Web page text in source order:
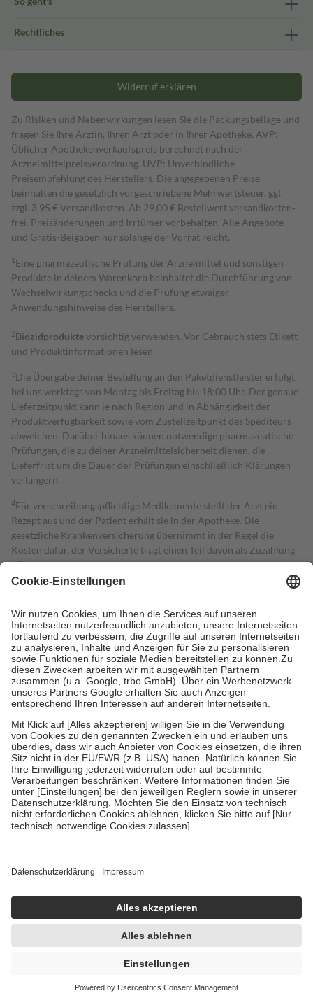
Rechtliches
Widerruf erklären
Zu Risiken und Nebenwirkungen lesen Sie die Packungsbeilage und
fragen Sie Ihre Ärztin, Ihren Arzt oder in Ihrer Apotheke. AVP:
Üblicher Apothekenverkaufspreis berechnet nach der
Arzneimittelpreisverordnung. UVP: Unverbindliche
Preisempfehlung des Herstellers. Die angegebenen Preise
beinhalten die gesetzlich vorgeschriebene Mehrwertsteuer, ggf.
zzgl. 3,95 € Versandkosten. Ab 29,00 € Bestell­wert versand­kosten­
frei. Preisänderungen und Irrtümer vorbehalten. Alle Angebote
und Gratis-Beigaben nur solange der Vorrat reicht.
1 Eine pharmazeutische Prüfung der Arzneimittel und sonstigen
Produkte in deinem Warenkorb beinhaltet die Durchführung von
Wechselwirkungschecks und die Prüfung etwaiger
Anwendungshinweise des Herstellers.
2Biozidproduktevorsichtig verwenden. Vor Gebrauch stets Etikett
und Produktinformationen lesen.
3Die Übergabe deiner Bestellung an den Paketdienstleister erfolgt
bei uns werktags von Montag bis Freitag bis 18:00 Uhr. Der genaue
Lieferzeitpunkt kann je nach Region und in Abhängigkeit der
Produktverfügbarkeit sowie vom Zustellzeitpunkt des Spediteurs
abweichen. Darüber hinaus können notwendige pharmazeutische
Prüfungen, die zu deiner Arzneimittelsicherheit dienen, die
Lieferfrist um die Dauer der Prüfungen einschließlich Klärungen
verlängern.
4Für verschreibungspflichtige Medikamente stellt der Arzt ein
Rezept aus und der Patient erhält sie in der Apotheke. Die
gesetzliche Krankenversicherung übernimmt in der Regel die
Kosten dafür, der Versicherte trägt einen Teil davon als Zuzahlung
mit.
Grundsätzlich leisten Mitglieder Zuzahlungen in Höhe von zehn
höchstens zehn Euro.
Es sind jedoch nie mehr als die tatsächlichen
Kosten der Leistung zu entrichten.
Diese Regeln gelten grundsätzlich auch für Online-Apotheken.
Bei Heilmitteln und häuslicher Krankenpflege beträgt die
Zuzahlung zehn Prozent der Kosten sowie zehn Euro je
Verordnung.
Um das Engagement der Versicherten für ihre eigene Gesundheit zu
stärken und die besondere Stellung der Familie zu unterstützen,
fallenkeine Zuzahlungenan bei:
• Kindern und Jugendlichen bis zum vollendeten 18. Lebensjahr
mit Ausnahme der Fahrkosten
• Untersuchungen zur Vorsorge und Früherkennung, die von der
GKV getragen werden
• empfohlenen Schutzimpfungen
• Harn- und Blutteststreifen
getroffen, um sicherzustellen, dass es sich um echte Bewertungen
https://help.etrusted.com/hc/de/articles/4419944605341
Einige Bilder und Inhalte wurden unter Zuhilfenahme künstlicher